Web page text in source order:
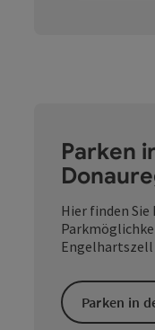
Parken
Hier finden
Engelhartszell
Parken in